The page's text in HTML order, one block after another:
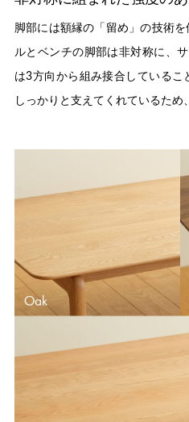
脚部には額縁の「留め」の技術
ルとベンチの脚部は非対称に、
は3方向から組み接合している
しっかりと支えてくれているため